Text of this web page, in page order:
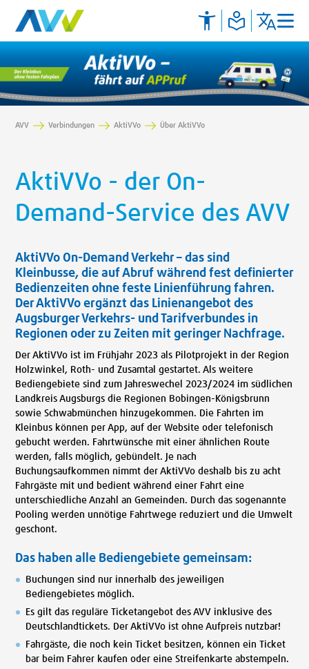
AVV Verbindungen AktiVVo Über AktiVVo
AktiVVo - der On-
Demand-Service des AVV
AktiVVo On-Demand Verkehr – das sind
Kleinbusse, die auf Abruf während fest definierter
Bedienzeiten ohne feste Linienführung fahren.
Der AktiVVo ergänzt das Linienangebot des
Augsburger Verkehrs- und Tarifverbundes in
Regionen oder zu Zeiten mit geringer Nachfrage.
Der AktiVVo ist im Frühjahr 2023 als Pilotprojekt in der Region
Holzwinkel, Roth- und Zusamtal gestartet. Als weitere
Bediengebiete sind zum Jahreswechel 2023/2024 im südlichen
Landkreis Augsburgs die Regionen Bobingen-Königsbrunn
sowie Schwabmünchen hinzugekommen. Die Fahrten im
Kleinbus können per App, auf der Website oder telefonisch
gebucht werden. Fahrtwünsche mit einer ähnlichen Route
werden, falls möglich, gebündelt. Je nach
Buchungsaufkommen nimmt der AktiVVo deshalb bis zu acht
Fahrgäste mit und bedient während einer Fahrt eine
unterschiedliche Anzahl an Gemeinden. Durch das sogenannte
Pooling werden unnötige Fahrtwege reduziert und die Umwelt
geschont.
Das haben alle Bediengebiete gemeinsam:
Buchungen sind nur innerhalb des jeweiligen
Bediengebietes möglich.
Es gilt das reguläre Ticketangebot des AVV inklusive des
Deutschlandtickets. Der AktiVVo ist ohne Aufpreis nutzbar!
Fahrgäste, die noch kein Ticket besitzen, können ein Ticket
bar beim Fahrer kaufen oder eine Streifenkarte abstempeln.